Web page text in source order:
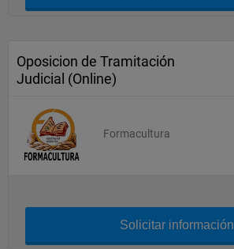
Oposicion de Tramitación
Judicial (Online)
Formacultura
Solicitar información